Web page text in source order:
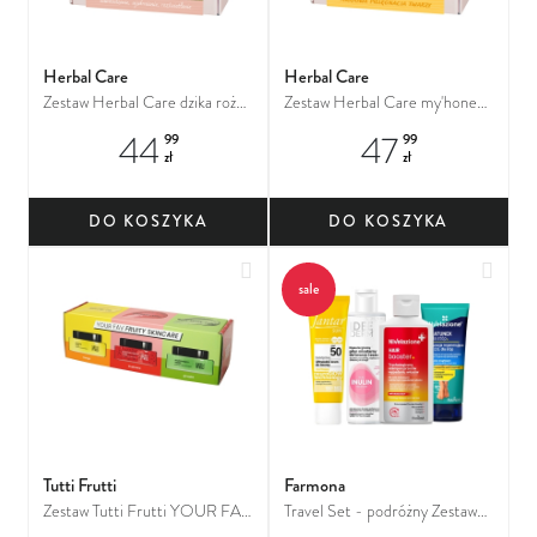
Herbal Care
Zestaw Herbal Care dzika roża
(krem do twarzy+płyn
44 99
zł
DO KOSZYKA
Herbal Care
Zestaw Herbal Care my'honey
(krem pod oczy, krem do
47 99
zł
DO KOSZYKA
Tutti Frutti
Zestaw Tutti Frutti YOUR FAV
Dodaj do ulubionych
sale
Farmona
Travel Set - podróżny Zestaw